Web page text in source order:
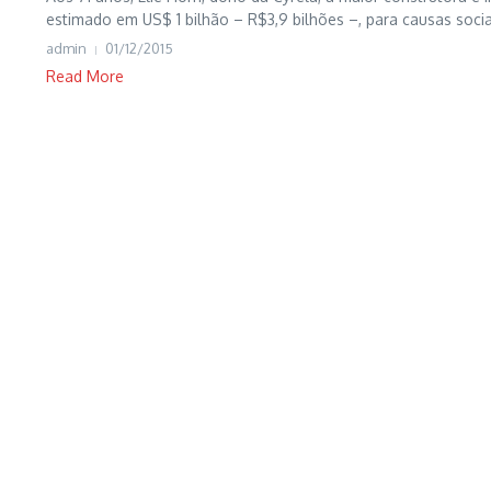
estimado em US$ 1 bilhão – R$3,9 bilhões –, para causas
admin 01/12/2015
Read More